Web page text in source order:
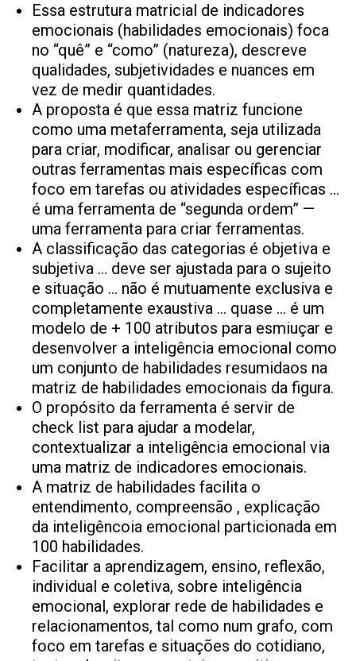
Essa estrutura matricial de indicadores
emocionais (habilidades emocionais) foca
no “quê” e “como” (natureza), descreve
qualidades, subjetividades e nuances em
vez de medir quantidades.
A proposta é que essa matriz funcione
como uma metaferramenta, seja utilizada
para criar, modificar, analisar ou gerenciar
outras ferramentas mais específicas com
foco em tarefas ou atividades específicas …
é uma ferramenta de “segunda ordem” —
uma ferramenta para criar ferramentas.
A classificação das categorias é objetiva e
subjetiva … deve ser ajustada para o sujeito
e situação … não é mutuamente exclusiva e
completamente exaustiva … quase … é um
modelo de + 100 atributos para esmiuçar e
desenvolver a inteligência emocional como
um conjunto de habilidades resumidaos na
matriz de habilidades emocionais da figura.
O propósito da ferramenta é servir de
check list para ajudar a modelar,
contextualizar a inteligência emocional via
uma matriz de indicadores emocionais.
A matriz de habilidades facilita o
entendimento, compreensão , explicação
da inteligêncoia emocional particionada em
100 habilidades.
Facilitar a aprendizagem, ensino, reflexão,
individual e coletiva, sobre inteligência
emocional, explorar rede de habilidades e
relacionamentos, tal como num grafo, com
foco em tarefas e situações do cotidiano,